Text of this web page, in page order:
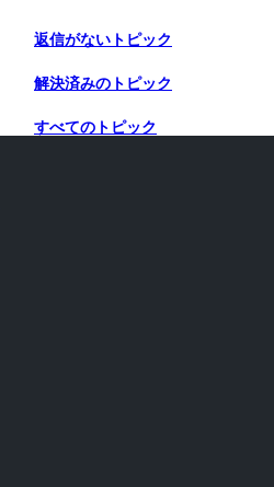
返信がないトピック
解決済みのトピック
すべてのトピック